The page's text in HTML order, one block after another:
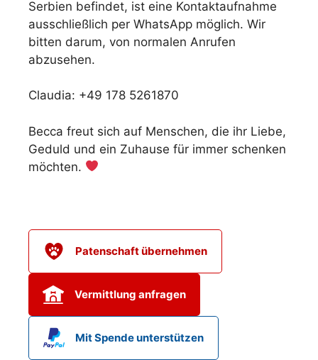
Serbien befindet, ist eine Kontaktaufnahme
ausschließlich per WhatsApp möglich. Wir
bitten darum, von normalen Anrufen
abzusehen.
Claudia: +49 178 5261870
Becca freut sich auf Menschen, die ihr Liebe,
Geduld und ein Zuhause für immer schenken
möchten.
Patenschaft übernehmen
Vermittlung anfragen
Mit Spende unterstützen